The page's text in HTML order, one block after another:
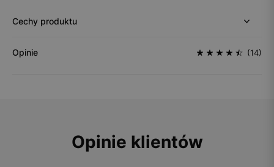
Cechy produktu
Opinie (14)
Opinie klientów